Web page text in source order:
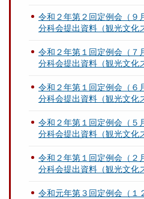
令和２年第２回定例会（
分科会提出資料（観光文化
令和２年第１回定例会（
分科会提出資料（観光文化
令和２年第１回定例会（
分科会提出資料（観光文化
令和２年第１回定例会（
分科会提出資料（観光文化
令和２年第１回定例会（
分科会提出資料（観光文化
令和元年第３回定例会（